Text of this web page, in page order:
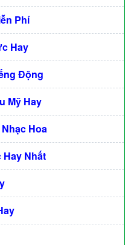
Phí
Hay
Động
Mỹ Hay
Hoa
Hay Nhất